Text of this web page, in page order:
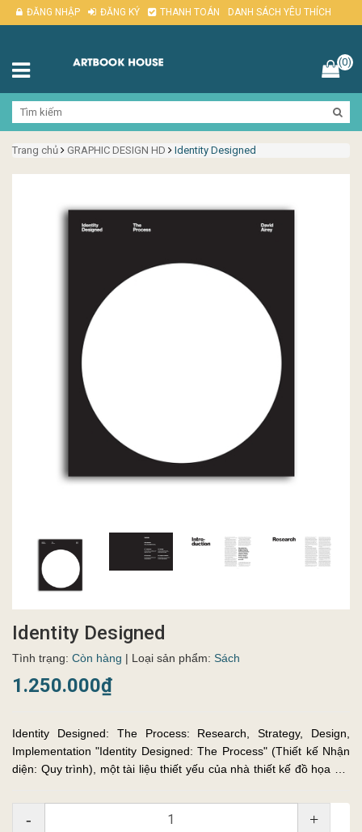
ĐĂNG NHẬP ĐĂNG KÝ THANH TOÁN DANH SÁCH YÊU THÍCH
(0)
Trang chủ GRAPHIC DESIGN HD Identity Designed
Identity Designed
Tình trạng: Còn hàng | Loại sản phẩm: Sách
1.250.000₫
Identity Designed: The Process: Research, Strategy, Design,
Implementation "Identity Designed: The Process" (Thiết kế Nhận
diện: Quy trình), một tài liệu thiết yếu của nhà thiết kế đồ họa nổi
- +